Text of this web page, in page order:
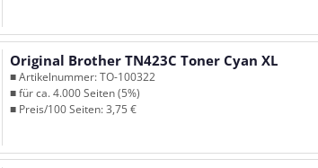
Original Brother TN423C Toner Cyan XL
■ Artikelnummer: TO-100322
■ für ca. 4.000 Seiten (5%)
■ Preis/100 Seiten: 3,75 €